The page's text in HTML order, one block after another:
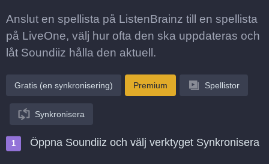
Anslut en spellista på ListenBrainz till en spellista
på LiveOne, välj hur ofta den ska uppdateras och
låt Soundiiz hålla den aktuell.
Gratis (en synkronisering) Premium Spellistor
Synkronisera
Öppna Soundiiz och välj verktyget Synkronisera